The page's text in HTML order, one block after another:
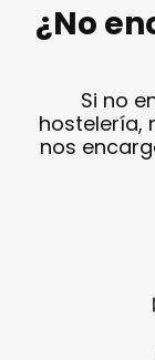
¿No
Si no
hostelería,
nos